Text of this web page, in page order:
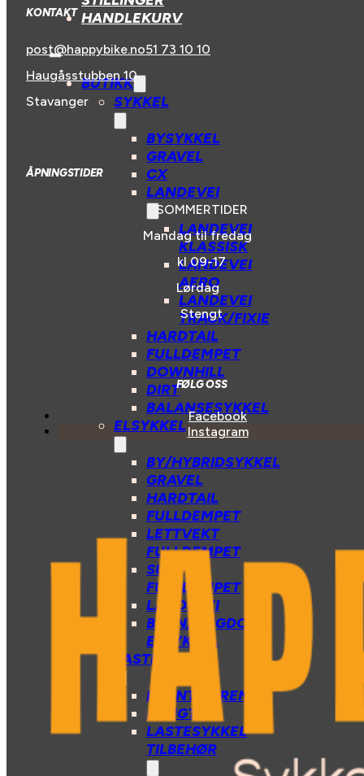
HANDLEKURV
BUTIKK
SYKKEL
BYSYKKEL
GRAVEL
CX
LANDEVEI
LANDEVEI
KLASSISK
LANDEVEI
AERO
LANDEVEI
TRACK/FIXIE
HARDTAIL
FULLDEMPET
DOWNHILL
DIRT
BALANSESYKKEL
ELSYKKEL
BY/HYBRIDSYKKEL
GRAVEL
HARDTAIL
FULLDEMPET
LETTVEKT
FULLDEMPET
SUV
FULLDEMPET
LANDEVEI
BARN/UNGDOM
ELSYKKEL
LASTESYKKEL
FRONTBÆRENDE
LONGTAIL
LASTESYKKEL
TILBEHØR
KONTAKT
post@happybike.no51 73 10 10
Haugåsstubben 10
Stavanger
ÅPNINGSTIDER
SOMMERTIDER
Mandag til fredag
kl 09-17
Lørdag
Stengt
FØLG OSS
Facebook
Instagram